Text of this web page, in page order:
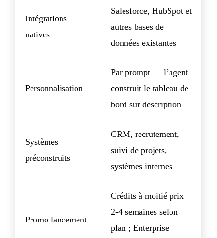
Intégrations
natives
Salesforce, HubSpot et
autres bases de
données existantes
Personnalisation
Par prompt — l’agent
construit le tableau de
bord sur description
Systèmes
préconstruits
CRM, recrutement,
suivi de projets,
systèmes internes
Promo lancement
Crédits à moitié prix
2-4 semaines selon
plan ; Enterprise